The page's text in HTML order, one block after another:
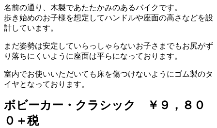
名前の通り、木製であたたかみのあるバイクです。
歩き始めのお子様を想定してハンドルや座面の高さなどを設
計しています。
まだ姿勢は安定していらっしゃらないお子さまでもお尻がず
り落ちにくいように座面は平らになっております。
室内でお使いいただいても床を傷つけないようにゴム製のタ
イヤとなっております。
ボビーカー・クラシック ￥９，８０
０＋税